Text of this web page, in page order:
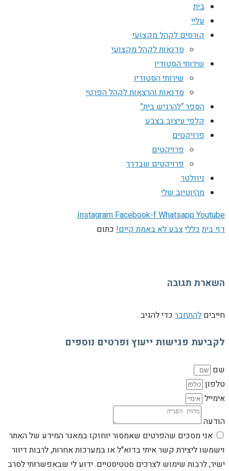
בית
עליי
קורסים לקהל מקצועי
סדנאות לקהל מקצועי
שירותי הסטודיו
שירותי הסטודיו
סדנאות והרצאות לקהל הפרטי
הספר “להרגיש בית”
קלפי עיצוב בצבע
פרויקטים
פרויקטים
פרויקטים שבדרך
ניוזלטר
מהיוטיוב שלי
InstagramFacebook-fWhatsappYoutube
דף ביתכלליצבע לא באמת קיים! כתום
השארת תגובה
חייבים להתחבר כדי להגיב.
לקביעת פגישות ייעוץ ופרטים נוספים
שם
טלפון
אימייל
הודעה
אני מסכים שהפרטים שאמסור יוחזקו במאגר המידע של האתר
וישמשו ליצירת קשר איתי בדוא"ל או במערכות אחרות, לרבות דיוור
ישיר, לרבות שימוש לצרכים סטטיסטיים. ידוע לי שבאפשרותי לסרב